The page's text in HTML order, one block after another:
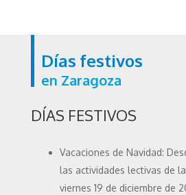
Días festivos
en Zaragoza
DÍAS FESTIVOS
Vacaciones de Navidad:
las actividades lectivas de
viernes 19 de diciembre de